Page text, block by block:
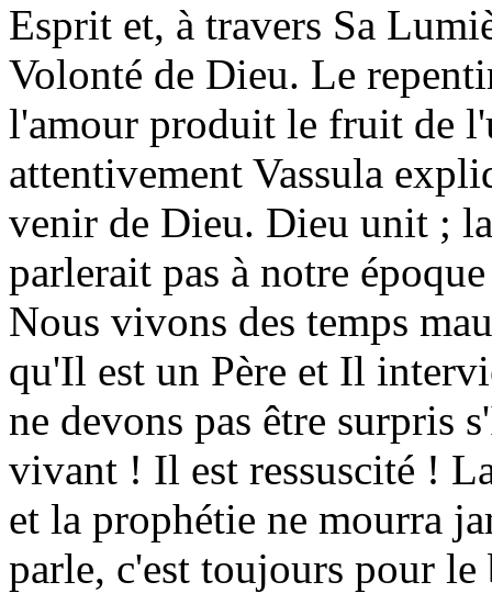
Esprit et, à travers Sa
Volonté de Dieu. Le
l'amour produit le fruit de
attentivement Vassula
venir de Dieu. Dieu unit ;
parlerait pas à notre
Nous vivons des temps
qu'Il est un Père et Il
ne devons pas être surpris
vivant ! Il est ressuscité !
et la prophétie ne mourra
parle, c'est toujours pour